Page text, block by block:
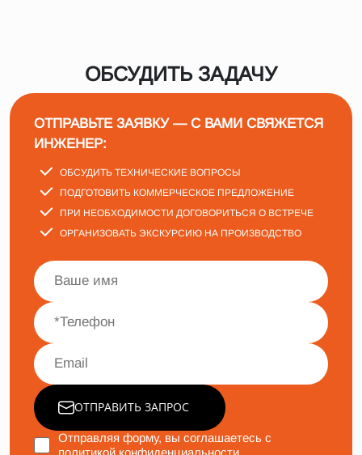
ОБСУДИТЬ ЗАДАЧУ
ОТПРАВЬТЕ ЗАЯВКУ — С ВАМИ СВЯЖЕТСЯ
ИНЖЕНЕР:
ОБСУДИТЬ ТЕХНИЧЕСКИЕ ВОПРОСЫ
ПОДГОТОВИТЬ КОММЕРЧЕСКОЕ ПРЕДЛОЖЕНИЕ
ПРИ НЕОБХОДИМОСТИ ДОГОВОРИТЬСЯ О ВСТРЕЧЕ
ОРГАНИЗОВАТЬ ЭКСКУРСИЮ НА ПРОИЗВОДСТВО
ОТПРАВИТЬ ЗАПРОС
Отправляя форму, вы соглашаетесь с
политикой конфиденциальности